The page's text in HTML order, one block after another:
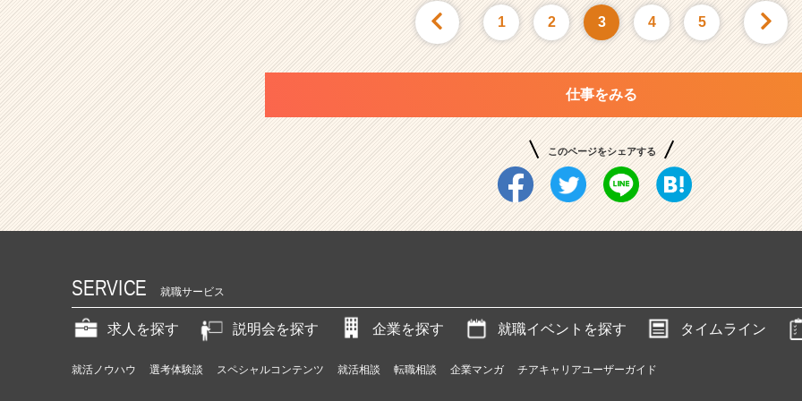
1 2 3 4 5
仕事をみる
このページをシェアする
SERVICE 就職サービス
求人を探す 説明会を探す 企業を探す 就職イベントを探す タイムライン
就活ノウハウ 選考体験談 スペシャルコンテンツ 就活相談 転職相談 企業マンガ チアキャリアユーザーガイド